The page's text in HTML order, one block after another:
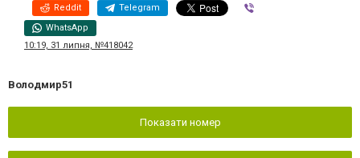
Reddit Telegram
WhatsApp
10:19, 31 липня, №418042
Володмир51
Показати номер